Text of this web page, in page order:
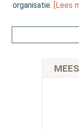
organisatie.
[Lees